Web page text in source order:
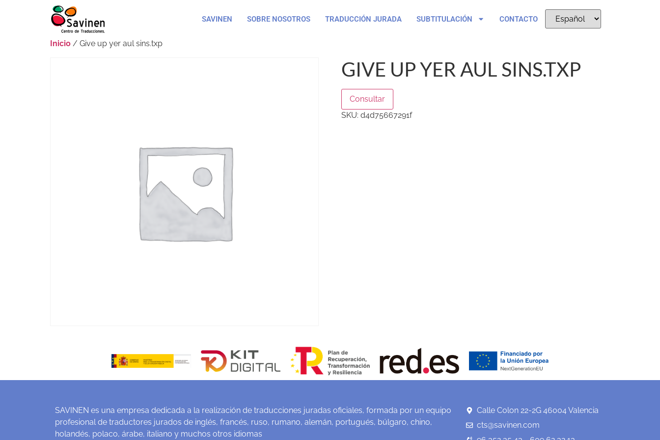
SAVINEN SOBRE NOSOTROS TRADUCCIÓN JURADA SUBTITULACIÓN CONTACTO
Inicio / Give up yer aul sins.txp
GIVE UP YER AUL SINS.TXP
Consultar
SKU: d4d75667291f
SAVINEN es una empresa dedicada a la realización de traducciones juradas oficiales, formada por un equipo
profesional de traductores jurados de inglés, francés, ruso, rumano, alemán, portugués, búlgaro, chino,
holandés, polaco, árabe, italiano y muchos otros idiomas
Calle Colon 22-2G 46004 Valencia
cts@savinen.com